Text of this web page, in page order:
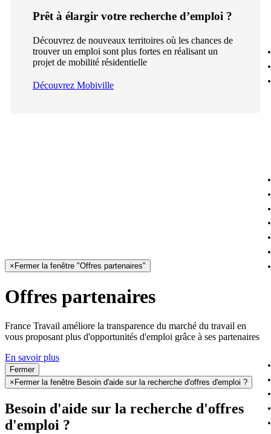
Prêt à élargir votre recherche d’emploi ?
Découvrez de nouveaux territoires où les chances de
trouver un emploi sont plus fortes en réalisant un
projet de mobilité résidentielle
Découvrez Mobiville
× Fermer la fenêtre "Offres partenaires"
Offres partenaires
France Travail améliore la transparence du marché du travail en
vous proposant plus d'opportunités d'emploi grâce à ses partenaires
En savoir plus
Fermer
× Fermer la fenêtre Besoin d'aide sur la recherche d'offres d'emploi ?
Besoin d'aide sur la recherche d'offres
d'emploi ?